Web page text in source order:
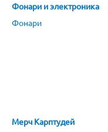
Фонари и электроника
Фонари
Мерч Карптудей